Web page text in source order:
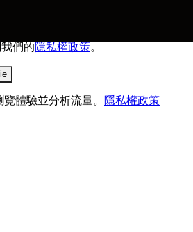
您的瀏覽體驗並分析網站流量。
們的隱私權政策。
體驗並分析流量。 隱私權政策